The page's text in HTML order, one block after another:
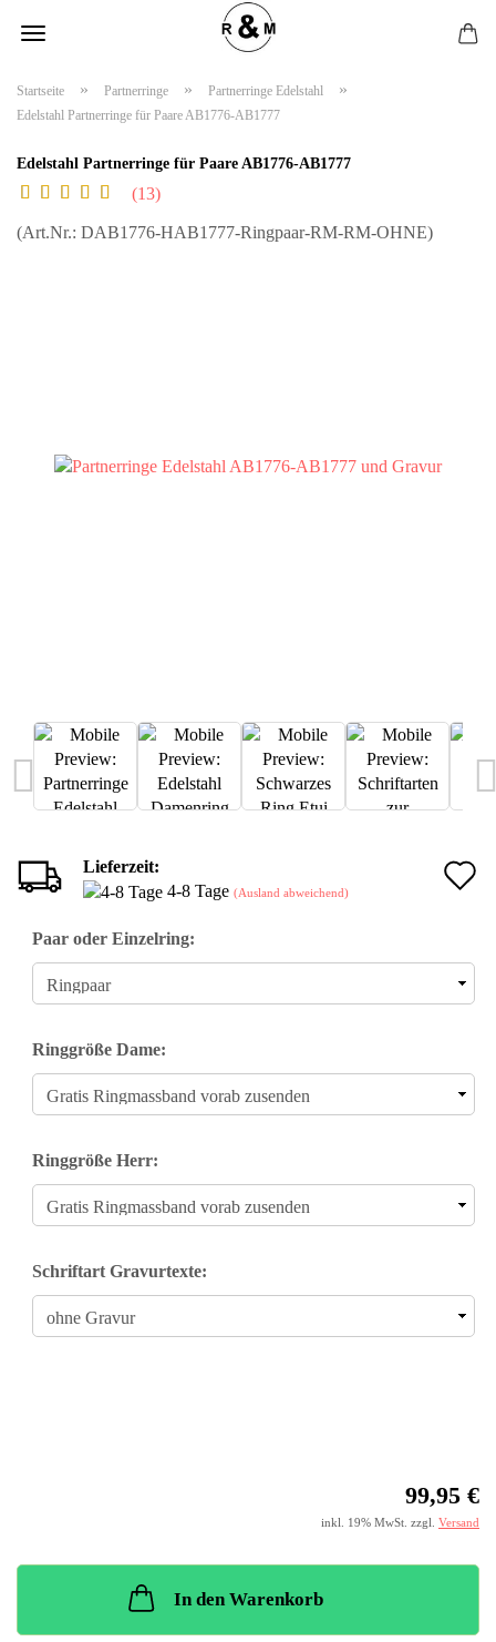
Startseite » Partnerringe » Partnerringe Edelstahl »
Edelstahl Partnerringe für Paare AB1776-AB1777
Edelstahl Partnerringe für Paare AB1776-AB1777
13
(Art.Nr.: DAB1776-HAB1777-Ringpaar-RM-RM-OHNE)
Lieferzeit:
4-8 Tage (Ausland abweichend)
Paar oder Einzelring:
Ringgröße Dame:
Ringgröße Herr:
Schriftart Gravurtexte:
99,95 €
inkl. 19% MwSt. zzgl. Versand
In den Warenkorb